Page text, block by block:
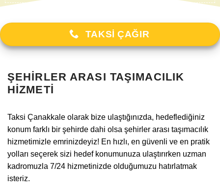
TAKSI ÇAĞIR
ŞEHIRLER ARASI TAŞIMACILIK
HIZMETI
Taksi Çanakkale olarak bize ulaştığınızda, hedeflediğiniz
konum farklı bir şehirde dahi olsa şehirler arası taşımacılık
hizmetimizle emrinizdeyiz! En hızlı, en güvenli ve en pratik
yolları seçerek sizi hedef konumunuza ulaştırırken uzman
kadromuzla 7/24 hizmetinizde olduğumuzu hatırlatmak
isteriz.